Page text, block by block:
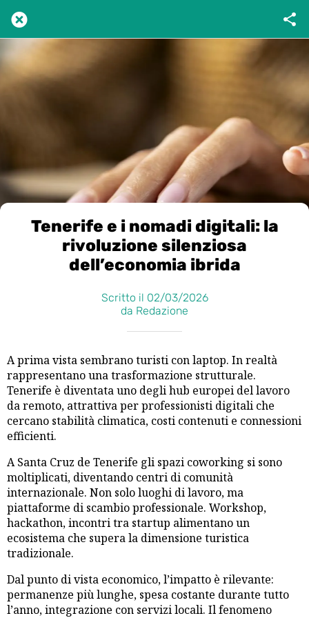
Tenerife e i nomadi digitali: la
rivoluzione silenziosa
dell’economia ibrida
Scritto il 02/03/2026
da Redazione
A prima vista sembrano turisti con laptop. In realtà
rappresentano una trasformazione strutturale.
Tenerife è diventata uno degli hub europei del lavoro
da remoto, attrattiva per professionisti digitali che
cercano stabilità climatica, costi contenuti e connessioni
efficienti.
A Santa Cruz de Tenerife gli spazi coworking si sono
moltiplicati, diventando centri di comunità
internazionale. Non solo luoghi di lavoro, ma
piattaforme di scambio professionale. Workshop,
hackathon, incontri tra startup alimentano un
ecosistema che supera la dimensione turistica
tradizionale.
Dal punto di vista economico, l’impatto è rilevante:
permanenze più lunghe, spesa costante durante tutto
l’anno, integrazione con servizi locali. Il fenomeno